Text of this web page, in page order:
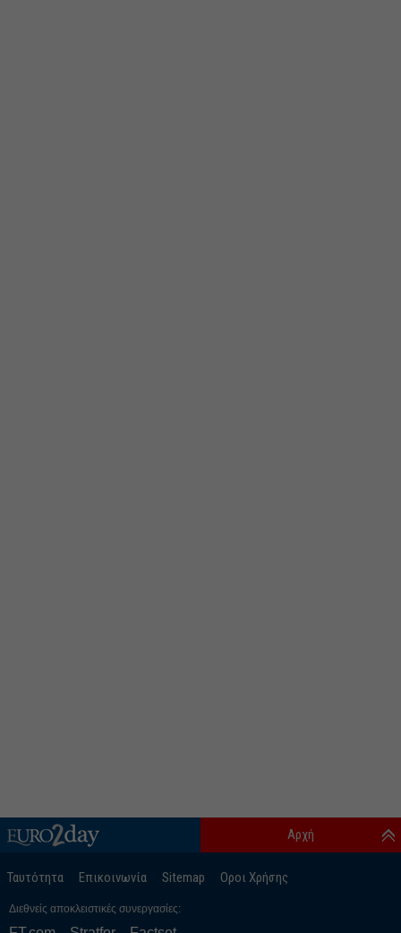
Ταυτότητα Επικοινωνία Sitemap Οροι Χρήσης
Αρχή
Διεθνείς αποκλειστικές συνεργασίες: